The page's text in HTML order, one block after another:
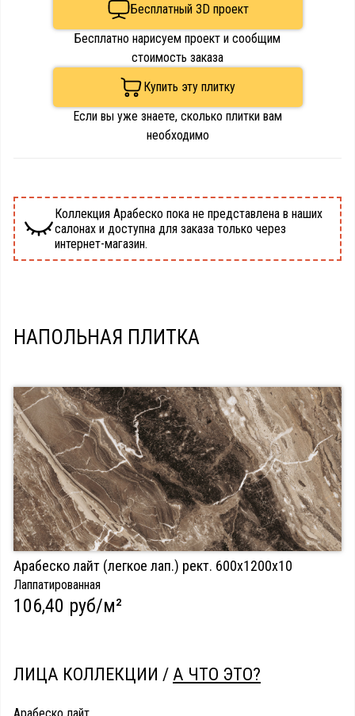
Бесплатный 3D проект
Бесплатно нарисуем проект и сообщим
стоимость заказа
Купить эту плитку
Если вы уже знаете, сколько плитки вам
необходимо
Коллекция Арабеско пока не представлена в наших
салонах и доступна для заказа только через
интернет-магазин.
НАПОЛЬНАЯ ПЛИТКА
Арабеско лайт (легкое лап.) рект. 600х1200х10
Лаппатированная
106,40 руб/м²
ЛИЦА КОЛЛЕКЦИИ /А ЧТО ЭТО?